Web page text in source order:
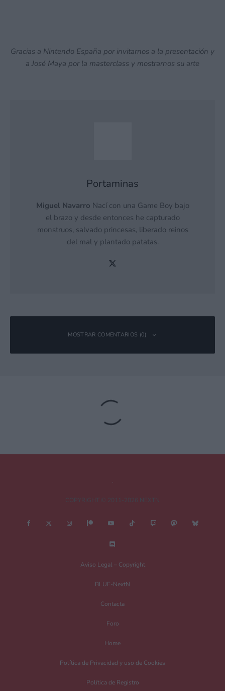
Gracias a Nintendo España por invitarnos a la presentación y
a José Maya por la masterclass y mostrarnos su arte
Portaminas
Miguel Navarro Nací con una Game Boy bajo
el brazo y desde entonces he capturado
monstruos, salvado princesas, liberado reinos
del mal y plantado patatas.
MOSTRAR COMENTARIOS (0)
Tu dirección de correo electrónico no será publicada.
Guarda mi nombre, correo electrónico y web en este navegador para la
Aviso Legal – Copyright
BLUE-NextN
Contacta
Foro
Home
Política de Privacidad y uso de Cookies
Política de Registro